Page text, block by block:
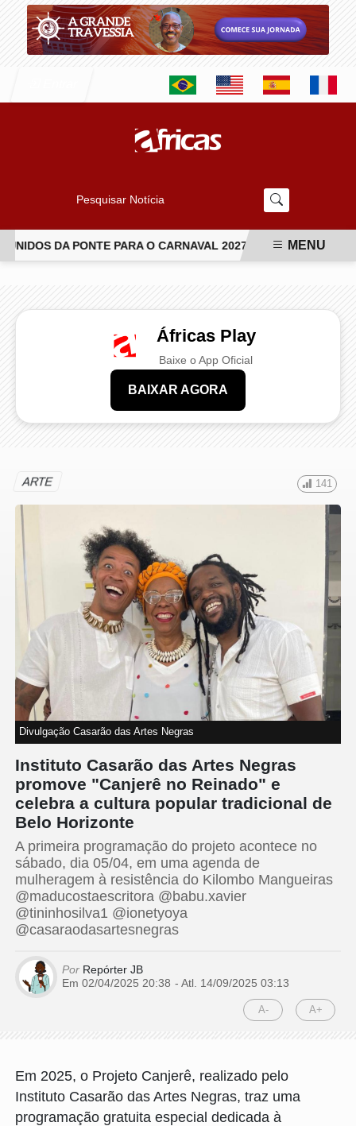
Pesquisar Notícia
DA PONTE PARA O CARNAVAL 2027 ISABELMENU
Áfricas Play
Baixe o App Oficial
BAIXAR AGORA
ARTE 141
Divulgação Casarão das Artes Negras
Instituto Casarão das Artes Negras
promove "Canjerê no Reinado" e
celebra a cultura popular tradicional de
Belo Horizonte
A primeira programação do projeto acontece no
sábado, dia 05/04, em uma agenda de
mulheragem à resistência do Kilombo Mangueiras
@maducostaescritora @babu.xavier
@tininhosilva1 @ionetyoya
@casaraodasartesnegras
Por Repórter JB
Em 02/04/2025 20:38 - Atl. 14/09/2025 03:13
A- A+
Em 2025, o Projeto Canjerê, realizado pelo
Instituto Casarão das Artes Negras, traz uma
programação gratuita especial dedicada à